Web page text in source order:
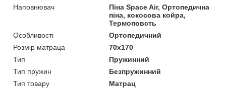
Наповнювач
Піна Space Air, Ортопедична
піна, кокосова койра,
Термоповсть
Особливості
Ортопедичний
Розмір матраца
70х170
Тип
Пружинний
Тип пружин
Безпружинний
Тип товару
Матрац